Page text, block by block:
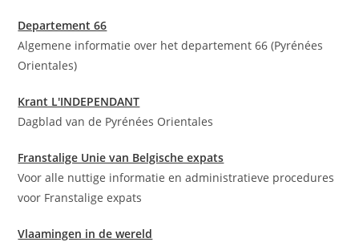
Departement 66
Algemene informatie over het departement 66 (Pyrénées
Orientales)
Krant L'INDEPENDANT
Dagblad van de Pyrénées Orientales
Franstalige Unie van Belgische expats
Voor alle nuttige informatie en administratieve procedures
voor Franstalige expats
Vlaamingen in de wereld